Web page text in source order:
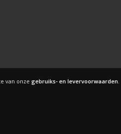
van onze gebruiks- en levervoorwaarden.